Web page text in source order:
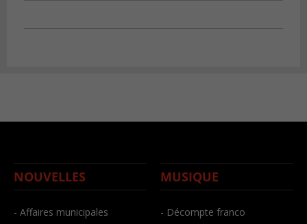
NOUVELLES
- Affaires municipales
MUSIQUE
- Décompte franco